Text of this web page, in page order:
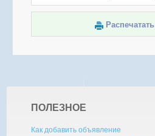
Распечатать
ПОЛЕЗНОЕ
Как добавить объявление